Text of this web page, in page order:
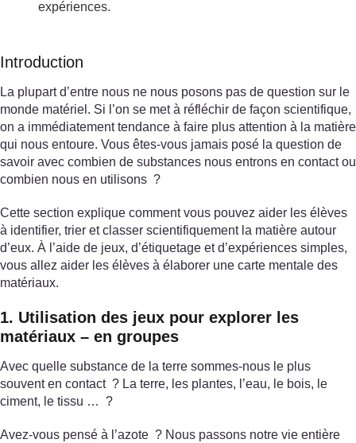
expériences.
Introduction
La plupart d’entre nous ne nous posons pas de question sur le
monde matériel. Si l’on se met à réfléchir de façon scientifique,
on a immédiatement tendance à faire plus attention à la matière
qui nous entoure. Vous êtes-vous jamais posé la question de
savoir avec combien de substances nous entrons en contact ou
combien nous en utilisons ?
Cette section explique comment vous pouvez aider les élèves
à identifier, trier et classer scientifiquement la matière autour
d’eux. À l’aide de jeux, d’étiquetage et d’expériences simples,
vous allez aider les élèves à élaborer une carte mentale des
matériaux.
1. Utilisation des jeux pour explorer les
matériaux – en groupes
Avec quelle substance de la terre sommes-nous le plus
souvent en contact ? La terre, les plantes, l’eau, le bois, le
ciment, le tissu … ?
Avez-vous pensé à l’azote ? Nous passons notre vie entière